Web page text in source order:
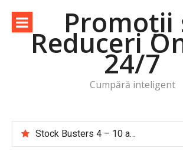
conținut
Promoții
Reduceri
24/7
Cumpără inteligent
Stock Busters 4 – 10 august 2026